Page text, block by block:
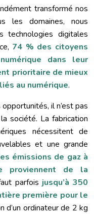
transformé nos
les domaines, nous
technologies digitales
74 % des citoyens
dans leur
prioritaire de mieux
au numérique.
il n’est pas
société. La fabrication
nécessitent de
et une grande
émissions de gaz à
proviennent de la
parfois jusqu’à 350
première pour le
d’un ordinateur de 2 kg